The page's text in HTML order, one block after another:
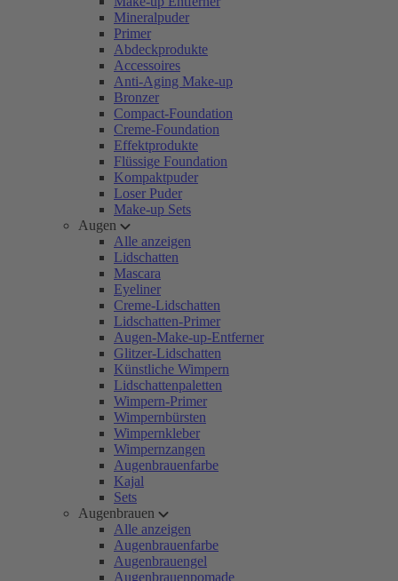
Mineralpuder
Primer
Abdeckprodukte
Accessoires
Anti-Aging Make-up
Bronzer
Compact-Foundation
Creme-Foundation
Effektprodukte
Flüssige Foundation
Kompaktpuder
Loser Puder
Make-up Sets
Augen
Alle anzeigen
Lidschatten
Mascara
Eyeliner
Creme-Lidschatten
Lidschatten-Primer
Augen-Make-up-Entferner
Glitzer-Lidschatten
Künstliche Wimpern
Lidschattenpaletten
Wimpern-Primer
Wimpernbürsten
Wimpernkleber
Wimpernzangen
Augenbrauenfarbe
Kajal
Sets
Augenbrauen
Alle anzeigen
Augenbrauenfarbe
Augenbrauengel
Augenbrauenpomade